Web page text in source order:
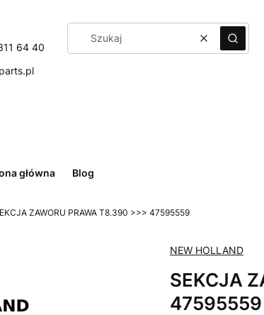
64 40
WyczyśćSzukaj
główna Blog
ZAWORU PRAWA T8.390 >>> 47595559
NEW HOLLAND
SEKCJA
47595559